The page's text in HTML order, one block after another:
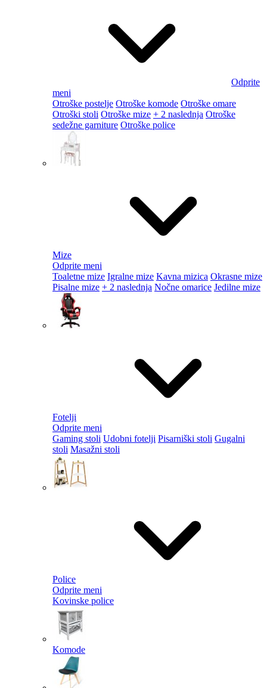
Odprite
meni
Otroške postelje Otroške komode Otroške omare
Otroški stoli Otroške mize + 2 naslednja Otroške
sedežne garniture Otroške police
Mize
Odprite meni
Toaletne mize Igralne mize Kavna mizica Okrasne mize
Pisalne mize + 2 naslednja Nočne omarice Jedilne mize
Fotelji
Odprite meni
Gaming stoli Udobni fotelji Pisarniški stoli Gugalni
stoli Masažni stoli
Police
Odprite meni
Kovinske police
Komode